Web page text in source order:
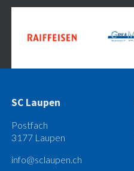
SC Laupen
Postfach
3177 Laupen
info@sclaupen.ch